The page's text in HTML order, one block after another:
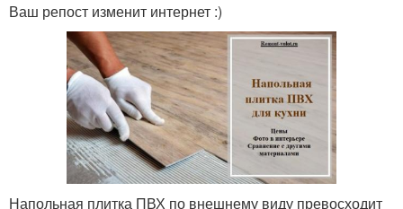
Ваш репост изменит интернет :)
Напольная плитка ПВХ по внешнему виду превосходит